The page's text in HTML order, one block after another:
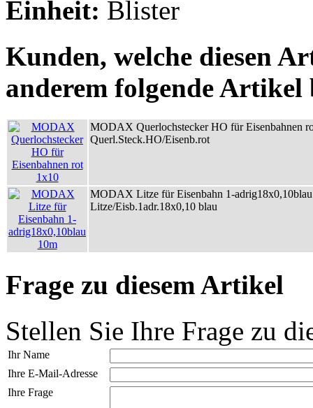
Einheit: Blister
Kunden, welche diesen
anderem folgende Artikel
MODAX Querlochstecker HO für Eisenbahnen
Querl.Steck.HO/Eisenb.rot
MODAX Litze für Eisenbahn 1-
Litze/Eisb.1adr.18x0,10 blau
Frage zu diesem Artikel
Stellen Sie Ihre Frage zu
Ihr Name
Ihre E-Mail-Adresse
Ihre Frage